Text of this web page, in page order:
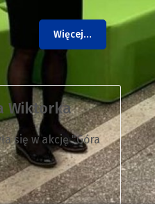
ze
Więcej…
Wiktorka
się w akcję "Góra